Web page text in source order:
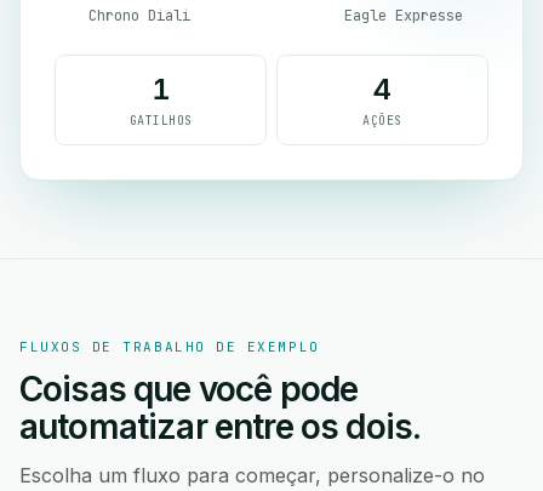
Chrono Diali Eagle Expresse
1
GATILHOS
4
AÇÕES
FLUXOS DE TRABALHO DE EXEMPLO
Coisas que você pode
automatizar entre os dois.
Escolha um fluxo para começar, personalize-o no